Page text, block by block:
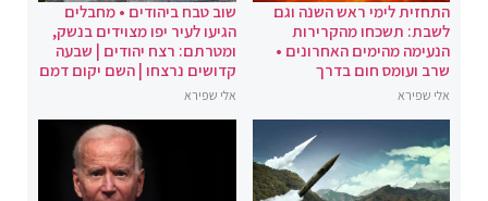
התחזית לימי ראש השנה וגם
לשבת: תשכחו מהקרירות
הנעימה מהימים האחרונים •
שרב ועומס חום בדרך
אלי שפירא
שוב טבח ביהודים • מחבלים
הגיעו לעיר יפו מצוידים בנשק,
ומטרתם: רצח יהודים | שבעה
קדושים נרצחו | השם יקום דמם
אלי שפירא